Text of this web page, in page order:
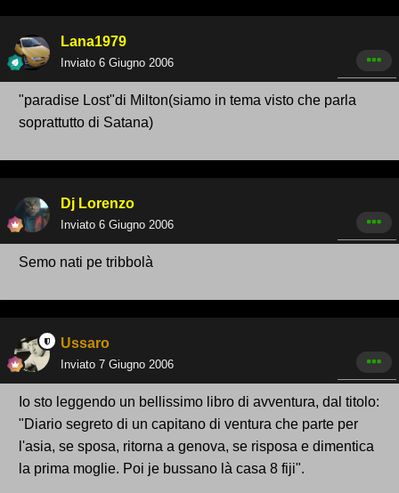
Lana1979
Inviato 6 Giugno 2006
"paradise Lost"di Milton(siamo in tema visto che parla
soprattutto di Satana)
Dj Lorenzo
Inviato 6 Giugno 2006
Semo nati pe tribbolà
Ussaro
Inviato 7 Giugno 2006
Io sto leggendo un bellissimo libro di avventura, dal titolo:
"Diario segreto di un capitano di ventura che parte per
l'asia, se sposa, ritorna a genova, se risposa e dimentica
la prima moglie. Poi je bussano là casa 8 fiji".